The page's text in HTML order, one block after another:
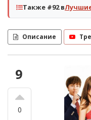
Также #92 в
Описание
9
0